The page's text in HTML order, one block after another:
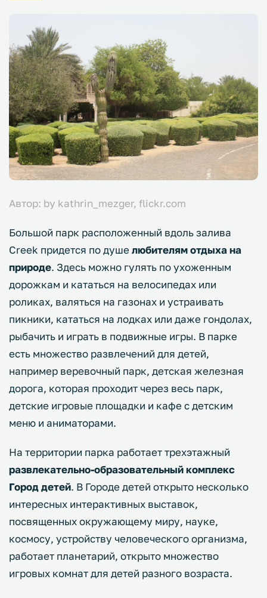
Автор: by kathrin_mezger, flickr.com
Большой парк расположенный вдоль залива
Creek придется по душе любителям отдыха на
природе. Здесь можно гулять по ухоженным
дорожкам и кататься на велосипедах или
роликах, валяться на газонах и устраивать
пикники, кататься на лодках или даже гондолах,
рыбачить и играть в подвижные игры. В парке
есть множество развлечений для детей,
например веревочный парк, детская железная
дорога, которая проходит через весь парк,
детские игровые площадки и кафе с детским
меню и аниматорами.
На территории парка работает трехэтажный
развлекательно-образовательный комплекс
Город детей. В Городе детей открыто несколько
интересных интерактивных выставок,
посвященных окружающему миру, науке,
космосу, устройству человеческого организма,
работает планетарий, открыто множество
игровых комнат для детей разного возраста.